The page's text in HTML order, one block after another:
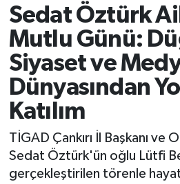
Sedat Öztürk
Mutlu Günü:
Siyaset ve
Dünyasından
Katılım
TİGAD Çankırı İl Başkanı ve
Sedat Öztürk'ün oğlu Lütfi
gerçekleştirilen törenle